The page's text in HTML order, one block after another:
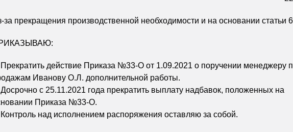
за прекращения производственной необходимости и на основании статьи
действие Приказа №33-О от 1.09.2021 о поручении менеджеру
Иванову О.Л. дополнительной работы.
с 25.11.2021 года прекратить выплату надбавок, положенных на
Приказа №33-О.
над исполнением распоряжения оставляю за собой.